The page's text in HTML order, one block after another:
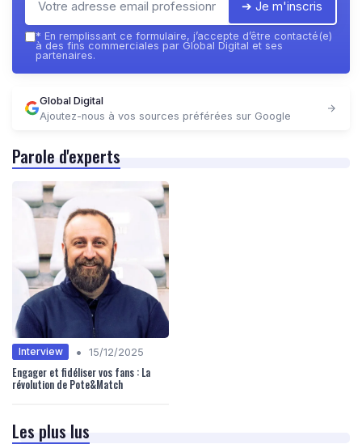
➔ Je m'inscris
* En remplissant ce formulaire, j’accepte d’être contacté(e)
à des fins commerciales par Global Digital et ses
partenaires.
Global Digital
Ajoutez-nous à vos sources préférées sur Google
Parole d'experts
Interview • 15/12/2025
Engager et fidéliser vos fans : La
révolution de Pote&Match
Les plus lus